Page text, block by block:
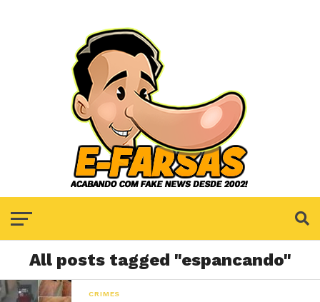
All posts tagged "espancando"
CRIMES